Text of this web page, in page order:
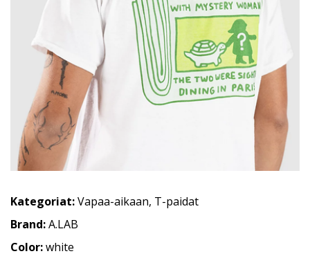
Kategoriat:Vapaa-aikaan, T-paidat
Brand:A.LAB
Color:white